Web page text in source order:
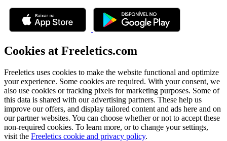
Cookies at Freeletics.com
Freeletics uses cookies to make the website functional and optimize
your experience. Some cookies are required. With your consent, we
also use cookies or tracking pixels for marketing purposes. Some of
this data is shared with our advertising partners. These help us
improve our offers, and display tailored content and ads here and on
our partner websites. You can choose whether or not to accept these
non-required cookies. To learn more, or to change your settings,
visit the Freeletics cookie and privacy policy.